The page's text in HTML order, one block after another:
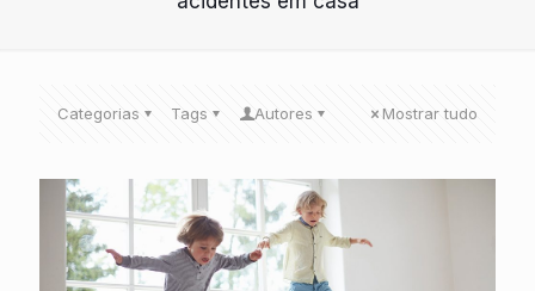
Categorias Tags Autores Mostrar tudo